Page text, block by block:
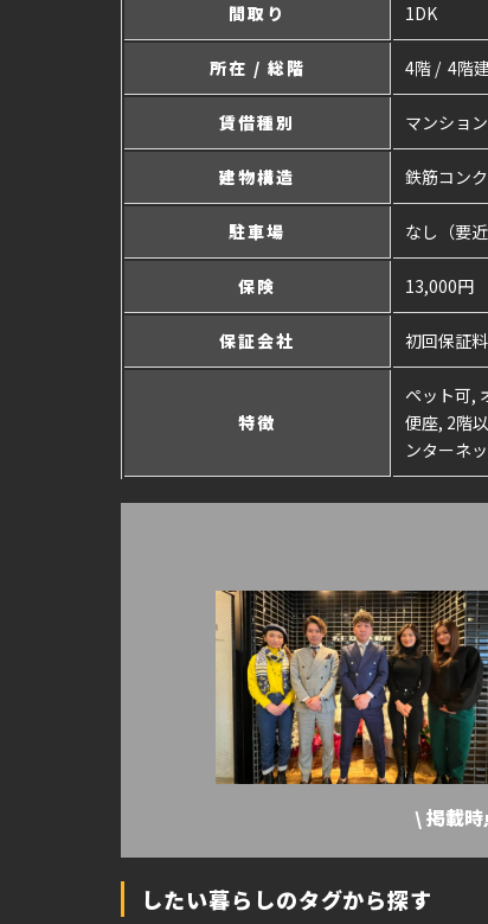
間取り 1DK
所在 / 総階 4階 / 4階
賃借種別 マンション
建物構造 鉄筋コン
駐車場 なし（要近
保険 13,000円
保証会社 初回保証
特徴
ペット可,
便座, 2階
ンターネ
\ 掲載
したい暮らしのタグから探す